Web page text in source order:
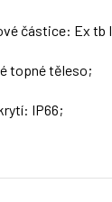
částice: Ex tb
topné těleso;
IP66;